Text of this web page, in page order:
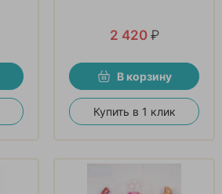
2 420 ₽
В корзину
Купить в 1 клик